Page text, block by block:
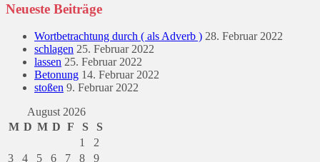
Neueste Beiträge
Wortbetrachtung durch ( als Adverb ) 28. Februar 2022
schlagen 25. Februar 2022
lassen 25. Februar 2022
Betonung 14. Februar 2022
stoßen 9. Februar 2022
August 2026
M D M D F S
S
1
2
3
4 5 6 7 8 9